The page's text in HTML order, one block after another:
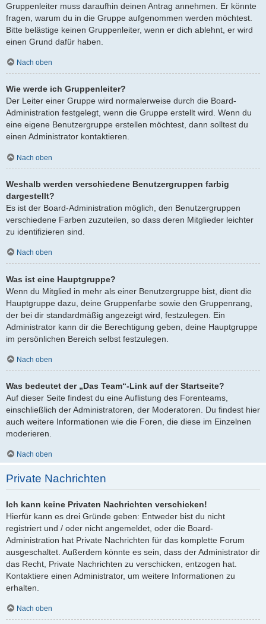
Gruppenleiter muss daraufhin deinen Antrag annehmen. Er könnte
fragen, warum du in die Gruppe aufgenommen werden möchtest.
Bitte belästige keinen Gruppenleiter, wenn er dich ablehnt, er wird
einen Grund dafür haben.
Nach oben
Wie werde ich Gruppenleiter?
Der Leiter einer Gruppe wird normalerweise durch die Board-
Administration festgelegt, wenn die Gruppe erstellt wird. Wenn du
eine eigene Benutzergruppe erstellen möchtest, dann solltest du
einen Administrator kontaktieren.
Nach oben
Weshalb werden verschiedene Benutzergruppen farbig
dargestellt?
Es ist der Board-Administration möglich, den Benutzergruppen
verschiedene Farben zuzuteilen, so dass deren Mitglieder leichter
zu identifizieren sind.
Nach oben
Was ist eine Hauptgruppe?
Wenn du Mitglied in mehr als einer Benutzergruppe bist, dient die
Hauptgruppe dazu, deine Gruppenfarbe sowie den Gruppenrang,
der bei dir standardmäßig angezeigt wird, festzulegen. Ein
Administrator kann dir die Berechtigung geben, deine Hauptgruppe
im persönlichen Bereich selbst festzulegen.
Nach oben
Was bedeutet der „Das Team“-Link auf der Startseite?
Auf dieser Seite findest du eine Auflistung des Forenteams,
einschließlich der Administratoren, der Moderatoren. Du findest hier
auch weitere Informationen wie die Foren, die diese im Einzelnen
moderieren.
Nach oben
Private Nachrichten
Ich kann keine Privaten Nachrichten verschicken!
Hierfür kann es drei Gründe geben: Entweder bist du nicht
registriert und / oder nicht angemeldet, oder die Board-
Administration hat Private Nachrichten für das komplette Forum
ausgeschaltet. Außerdem könnte es sein, dass der Administrator dir
das Recht, Private Nachrichten zu verschicken, entzogen hat.
Kontaktiere einen Administrator, um weitere Informationen zu
erhalten.
Nach oben